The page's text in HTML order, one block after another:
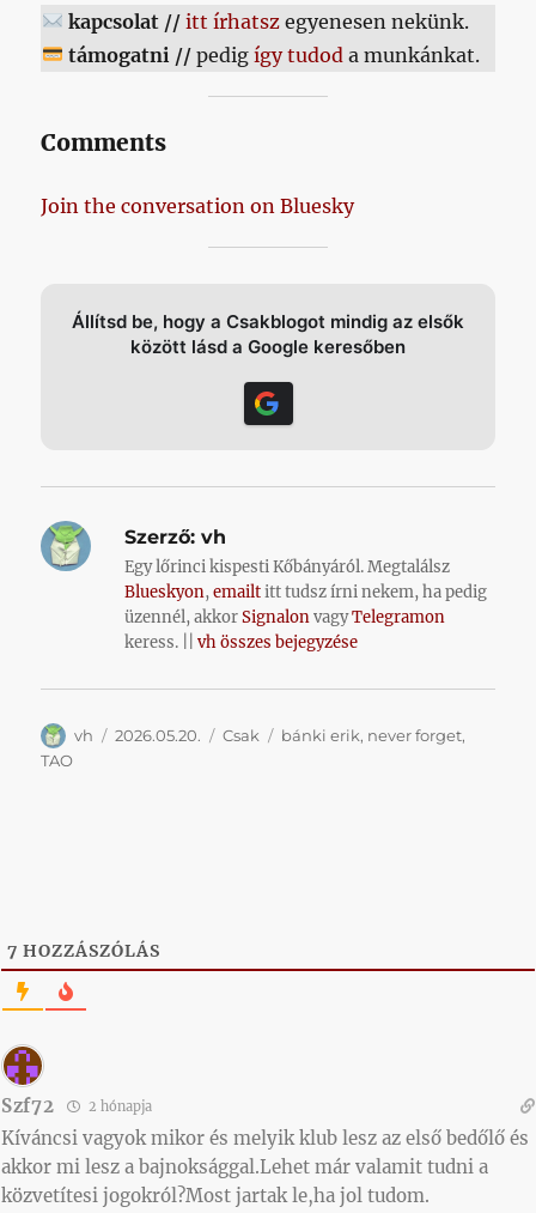
kapcsolat // itt írhatszegyenesen nekünk.
támogatni //pedig így tudod a munkánkat.
Comments
Join the conversation on Bluesky
Állítsd be, hogy a Csakblogot mindig az elsők
között lásd a Google keresőben
Szerző: vh
Egy lőrinci kispesti Kőbányáról. Megtalálsz
Blueskyon,emailtitt tudsz írni nekem, ha pedig
üzennél, akkorSignalonvagyTelegramon
keress. ||vh összes bejegyzése
Szerző
vh Közzétéve
2026.05.20. Kategória
Csak Címke
bánki erik, never forget,
TAO
7 HOZZÁSZÓLÁS
Szf72 2 hónapja
Kíváncsi vagyok mikor és melyik klub lesz az első bedőlő és
akkor mi lesz a bajnoksággal.Lehet már valamit tudni a
közvetítesi jogokról?Most jartak le,ha jol tudom.